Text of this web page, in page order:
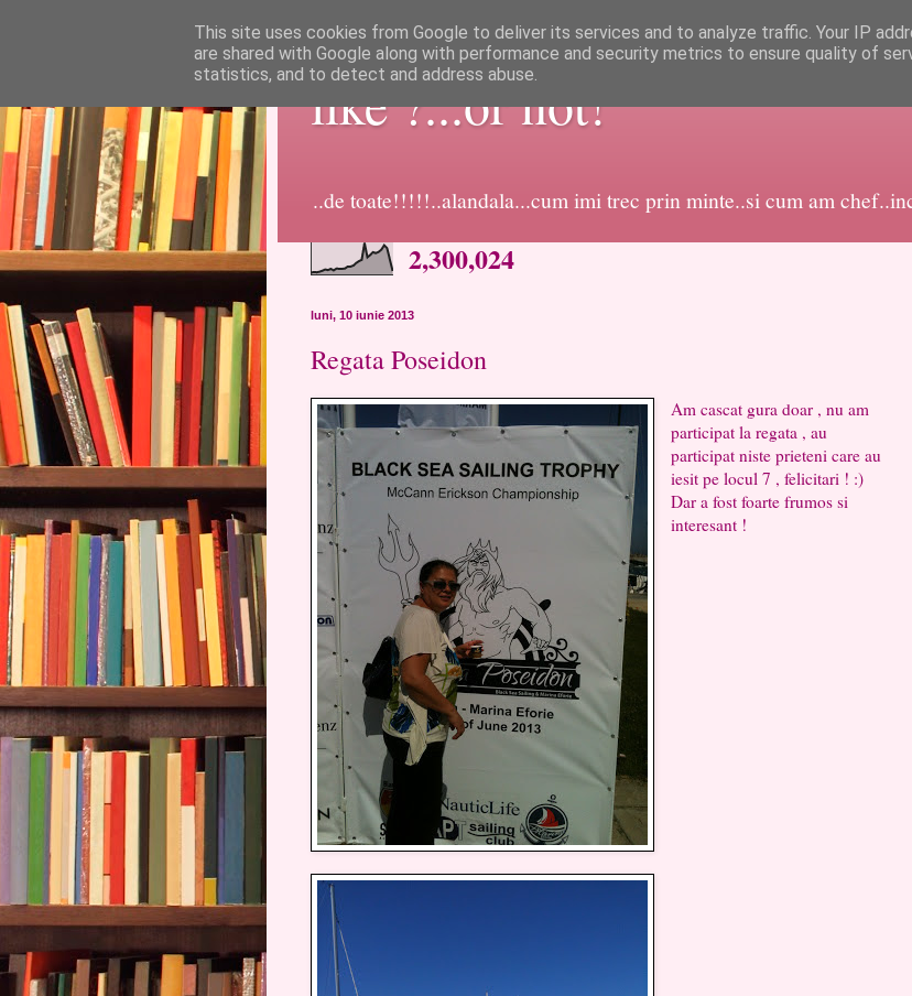
like ?...or not!
..de toate!!!!!..alandala...cum imi trec prin minte..si cum am
2,300,024
luni, 10 iunie 2013
Regata Poseidon
Am cascat gura doar , nu am
participat la regata , au
participat niste prieteni care au
iesit pe locul 7 , felicitari ! :)
Dar a fost foarte frumos si
interesant !
This site uses cookies from Google to deliver its services and to analyze traffic. Your IP
are shared with Google along with performance and security metrics to ensure quality of
statistics, and to detect and address abuse.